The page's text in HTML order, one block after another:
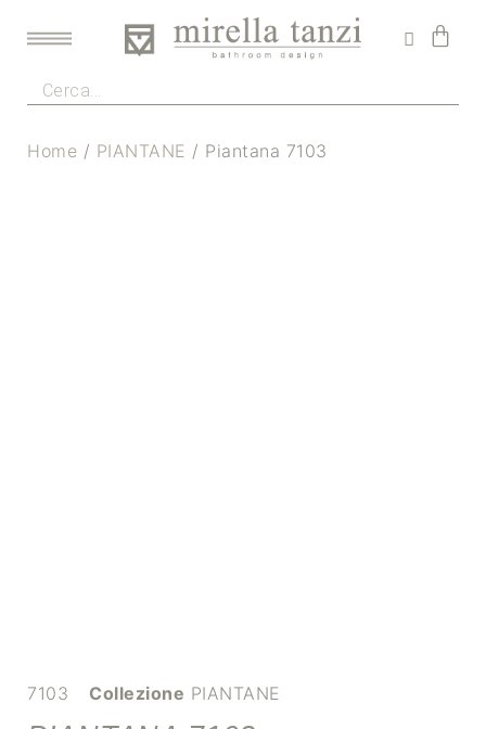
Home / PIANTANE / Piantana 7103
7103 Collezione PIANTANE